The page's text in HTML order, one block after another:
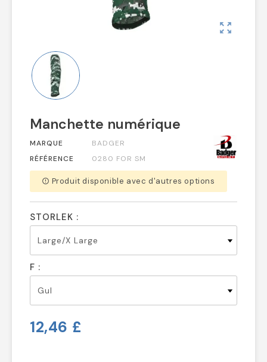
zoom_out_map
Manchette numérique
MARQUE
BADGER
RÉFÉRENCE
0280 FOR SM
error_outline Produit disponible avec d'autres options
STORLEK :
F :
12,46 £